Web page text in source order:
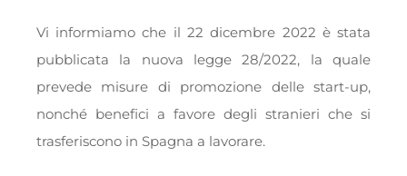
Vi informiamo che il 22 dicembre 2022 è stata
pubblicata la nuova legge 28/2022, la quale
prevede misure di promozione delle start-up,
nonché benefici a favore degli stranieri che si
trasferiscono in Spagna a lavorare.